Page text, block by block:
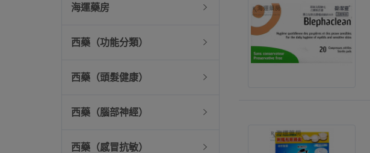
海運藥房
西藥（功能分類）
西藥（頭髮健康）
西藥（腦部神經）
西藥（感冒抗敏）